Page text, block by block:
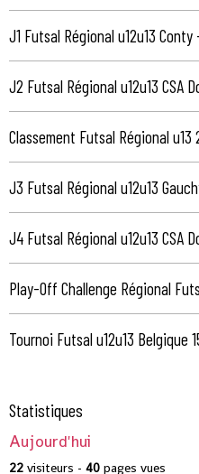
J1 Futsal Régional u12u13
J2 Futsal Régional u12u13 CSA
Classement Futsal Régional
J3 Futsal Régional u12u13
J4 Futsal Régional u12u13 CSA
Play-Off Challenge Régional
Tournoi Futsal u12u13 Belgique
Statistiques
Aujourd'hui
22 visiteurs - 40 pages vues